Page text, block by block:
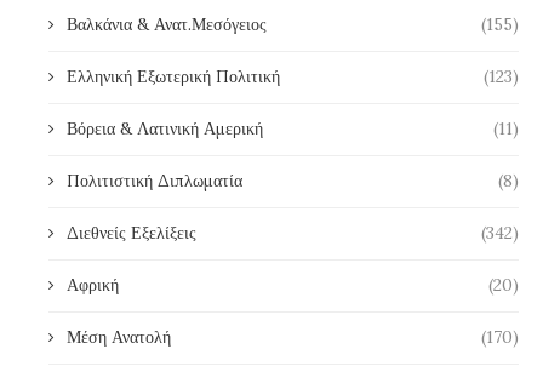
Βαλκάνια & Ανατ.Μεσόγειος (155)
Ελληνική Εξωτερική Πολιτική (123)
Βόρεια & Λατινική Αμερική (11)
Πολιτιστική Διπλωματία (8)
Διεθνείς Εξελίξεις (342)
Αφρική (20)
Μέση Ανατολή (170)